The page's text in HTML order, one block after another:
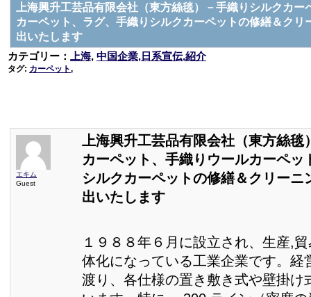
上海興升工芸品有限会社（東方絲毯）－手織りシルクカー
カーペット、ラグ、手織りシルクカーペットの修繕＆クリ
出いたします
カテゴリー：
上海, 中国企業,日系宣伝,紹介
タグ: カーペット,
エキム
Guest
上海興升工芸品有限会社（東方絲毯
カーペット、手織りウールカーペッ
シルクカーペットの修繕＆クリーニ
出いたします
１９８８年６月に設立され、生産,
体化になっている工業企業です。経
渡り、各仕様の置き敷き式や壁掛け